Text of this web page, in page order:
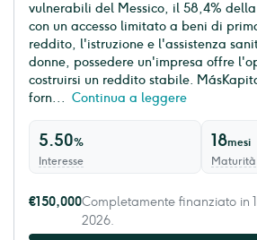
vulnerabili del Messico, il 58,4%
con un accesso limitato a beni di
reddito, l'istruzione e l'assistenza
donne, possedere un'impresa offre
costruirsi un reddito stabile.
forn... Continua a leggere
5.50%
Interesse
18mesi
Maturità
€150,000Completamente finanziato in
2026.